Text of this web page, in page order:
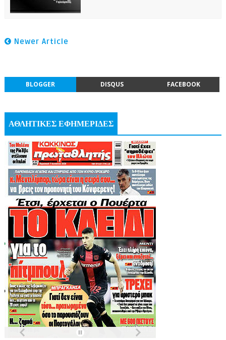
Newer Article
BLOGGER DISQUS FACEBOOK
ΑΘΛΗΤΙΚΕΣ ΕΦΗΜΕΡΙΔΕΣ